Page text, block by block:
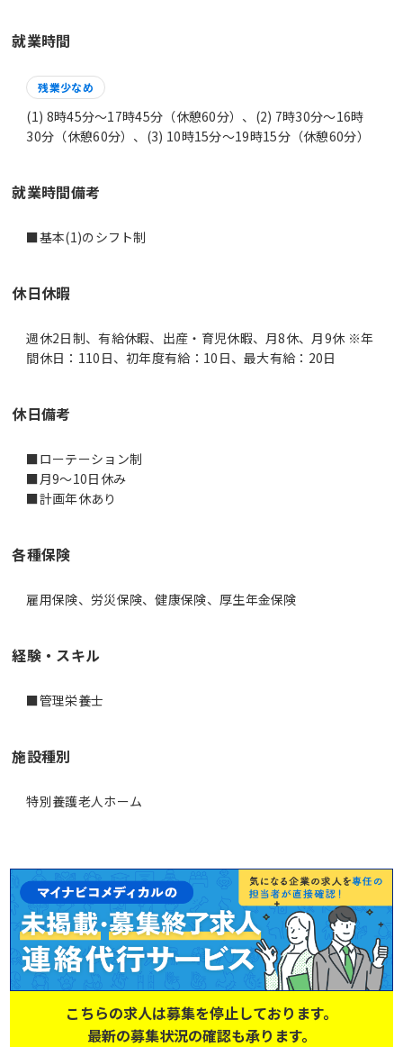
就業時間
残業少なめ
(1) 8時45分〜17時45分（休憩60分）、(2) 7時30分〜16時
30分（休憩60分）、(3) 10時15分〜19時15分（休憩60分）
就業時間備考
休日休暇
週休2日制、有給休暇、出産・育児休暇、月8休、月9休 ※年
間休日：110日、初年度有給：10日、最大有給：20日
休日備考
■ローテーション制
■月9～10日休み
■計画年休あり
各種保険
雇用保険、労災保険、健康保険、厚生年金保険
経験・スキル
施設種別
特別養護老人ホーム
こちらの求人は募集を停止しております。
最新の募集状況の確認も承ります。